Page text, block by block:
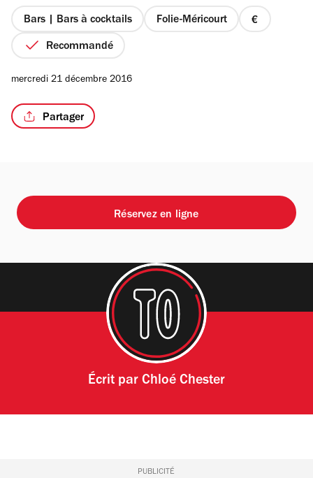
étoiles
Bars | Bars à cocktails Folie-Méricourt
prix
Recommandé
mercredi 21 décembre 2016
Partager
Réservez en ligne
Écrit par Chloé Chester
PUBLICITÉ